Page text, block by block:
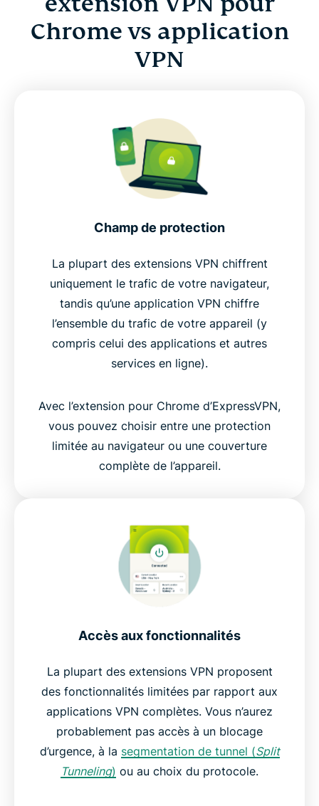
Chrome vs application
VPN
Champ de protection
La plupart des extensions VPN chiffrent
uniquement le trafic de votre navigateur,
tandis qu’une application VPN chiffre
l’ensemble du trafic de votre appareil (y
compris celui des applications et autres
services en ligne).
Avec l’extension pour Chrome d’ExpressVPN,
vous pouvez choisir entre une protection
limitée au navigateur ou une couverture
complète de l’appareil.
Accès aux fonctionnalités
La plupart des extensions VPN proposent
des fonctionnalités limitées par rapport aux
applications VPN complètes. Vous n’aurez
probablement pas accès à un blocage
d’urgence, à la segmentation de tunnel (Split
Tunneling) ou au choix du protocole.